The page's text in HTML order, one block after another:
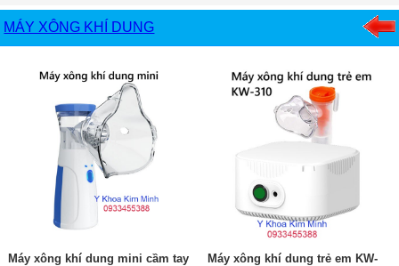
MÁY XÔNG KHÍ DUNG
Máy xông khí dung mini cầm tay
Máy xông khí dung trẻ em KW-